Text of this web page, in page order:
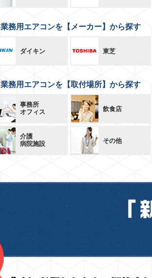
業務用エアコンを【メーカー】から探す
ダイキン 東芝
業務用エアコンを【取付場所】から探す
事務所
オフィス
飲食店
介護
病院施設
その他